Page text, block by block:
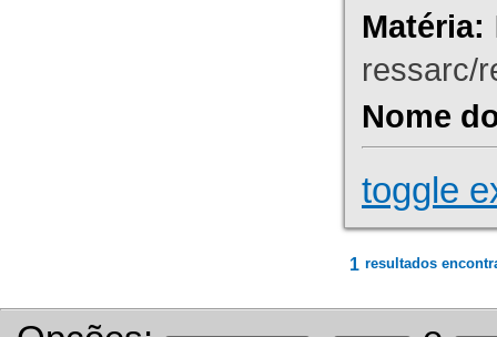
Matéria:
ressarc/
Nome
toggle
1 resultados